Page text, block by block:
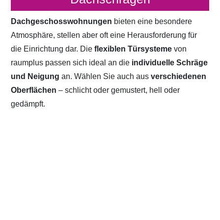
Dachgeschosswohnungen bieten eine besondere
Atmosphäre, stellen aber oft eine Herausforderung für
die Einrichtung dar. Dieflexiblen Türsystemevon
raumplus passen sich ideal an die individuelle Schräge
und Neigung an. Wählen Sie auch ausverschiedenen
Oberflächen – schlicht oder gemustert, hell oder
gedämpft.